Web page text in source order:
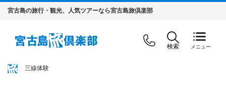
宮古島の旅行・観光、人気ツアーなら宮古島旅倶楽部
検索
三線体験